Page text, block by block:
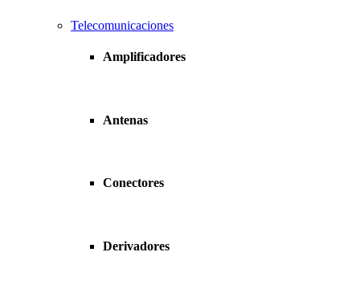
Telecomunicaciones
Amplificadores
Antenas
Conectores
Derivadores